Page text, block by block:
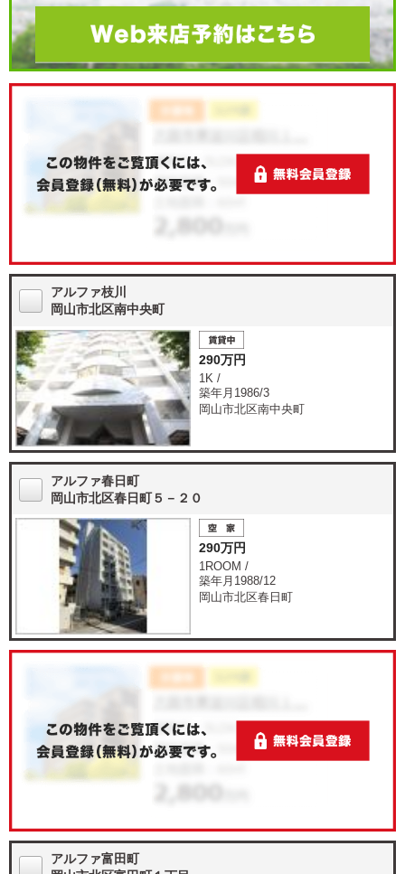
アルファ枝川
岡山市北区南中央町
290万円
1K /
築年月1986/3
岡山市北区南中央町
アルファ春日町
岡山市北区春日町５－２０
290万円
1ROOM /
築年月1988/12
岡山市北区春日町
アルファ富田町